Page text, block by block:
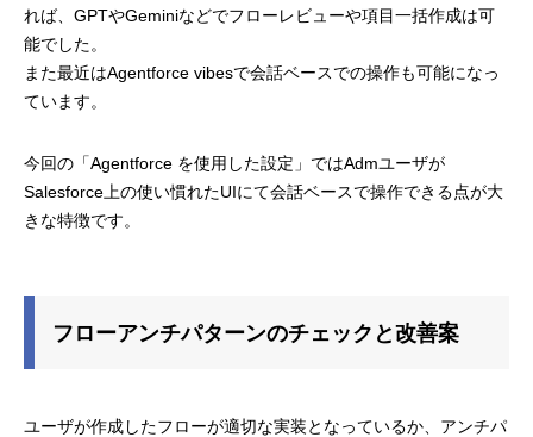
れば、GPTやGeminiなどでフローレビューや項目一括作成は可
能でした。
また最近はAgentforce vibesで会話ベースでの操作も可能になっ
ています。
今回の「Agentforce を使用した設定」ではAdmユーザが
Salesforce上の使い慣れたUIにて会話ベースで操作できる点が大
きな特徴です。
フローアンチパターンのチェックと改善案
ユーザが作成したフローが適切な実装となっているか、アンチパ